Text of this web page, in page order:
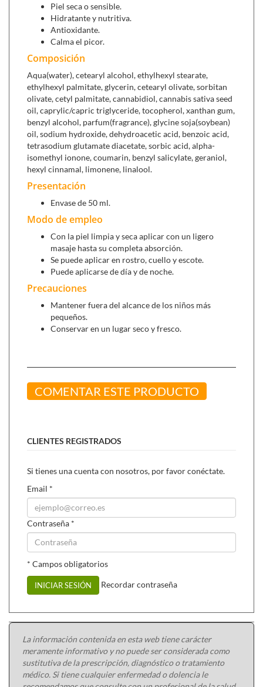
Piel seca o sensible.
Hidratante y nutritiva.
Antioxidante.
Calma el picor.
Composición
Aqua(water), cetearyl alcohol, ethylhexyl stearate,
ethylhexyl palmitate, glycerin, cetearyl olivate, sorbitan
olivate, cetyl palmitate, cannabidiol, cannabis sativa seed
oil, caprylic/capric triglyceride, tocopherol, xanthan gum,
benzyl alcohol, parfum(fragrance), glycine soja(soybean)
oil, sodium hydroxide, dehydroacetic acid, benzoic acid,
tetrasodium glutamate diacetate, sorbic acid, alpha-
isomethyl ionone, coumarin, benzyl salicylate, geraniol,
hexyl cinnamal, limonene, linalool.
Presentación
Envase de 50 ml.
Modo de empleo
Con la piel limpia y seca aplicar con un ligero
masaje hasta su completa absorción.
Se puede aplicar en rostro, cuello y escote.
Puede aplicarse de día y de noche.
Precauciones
Mantener fuera del alcance de los niños más
pequeños.
Conservar en un lugar seco y fresco.
COMENTAR ESTE PRODUCTO
CLIENTES REGISTRADOS
Si tienes una cuenta con nosotros, por favor conéctate.
Email *
Contraseña *
* Campos obligatorios
INICIAR SESIÓN Recordar contraseña
La información contenida en esta web tiene carácter
meramente informativo y no puede ser considerada como
sustitutiva de la prescripción, diagnóstico o tratamiento
médico. Si tiene cualquier enfermedad o dolencia le